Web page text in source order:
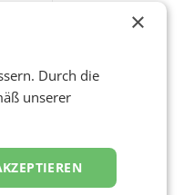
×
Durch die
unserer